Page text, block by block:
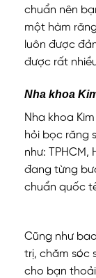
chuẩn nên
một hàm
luôn được
được rất
Nha khoa
Nha khoa
hỏi bọc răng
như:
đang từng
chuẩn quốc
Cũng như
trị, chăm sóc
cho bạn